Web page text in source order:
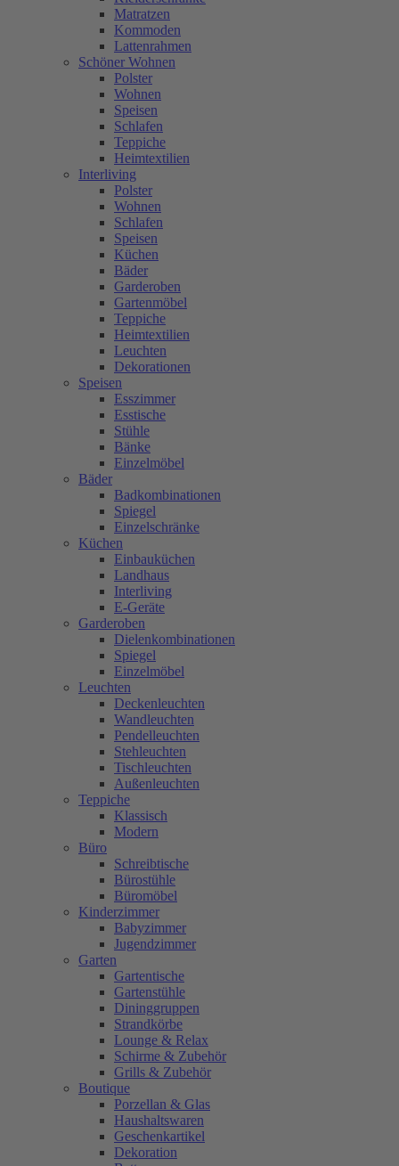
Matratzen
Kommoden
Lattenrahmen
Schöner Wohnen
Polster
Wohnen
Speisen
Schlafen
Teppiche
Heimtextilien
Interliving
Polster
Wohnen
Schlafen
Speisen
Küchen
Bäder
Garderoben
Gartenmöbel
Teppiche
Heimtextilien
Leuchten
Dekorationen
Speisen
Esszimmer
Esstische
Stühle
Bänke
Einzelmöbel
Bäder
Badkombinationen
Spiegel
Einzelschränke
Küchen
Einbauküchen
Landhaus
Interliving
E-Geräte
Garderoben
Dielenkombinationen
Spiegel
Einzelmöbel
Leuchten
Deckenleuchten
Wandleuchten
Pendelleuchten
Stehleuchten
Tischleuchten
Außenleuchten
Teppiche
Klassisch
Modern
Büro
Schreibtische
Bürostühle
Büromöbel
Kinderzimmer
Babyzimmer
Jugendzimmer
Garten
Gartentische
Gartenstühle
Dininggruppen
Strandkörbe
Lounge & Relax
Schirme & Zubehör
Grills & Zubehör
Boutique
Porzellan & Glas
Haushaltswaren
Geschenkartikel
Dekoration